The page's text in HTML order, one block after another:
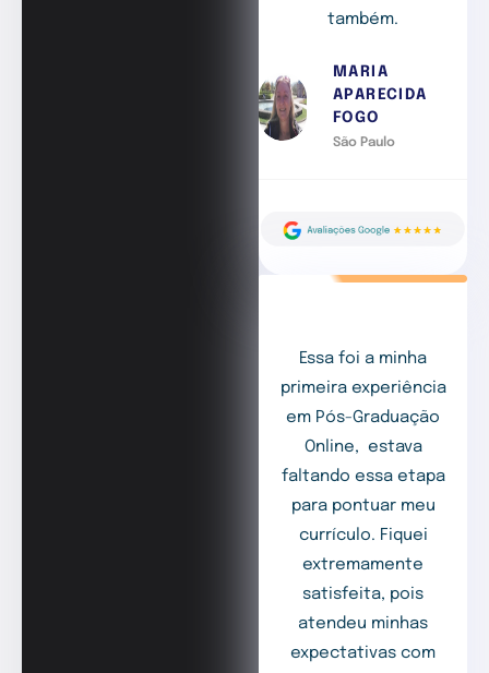
também.
MARIA
APARECIDA
FOGO
São Paulo
Essa foi a minha
primeira experiência
em Pós-Graduação
Online, estava
faltando essa etapa
para pontuar meu
currículo. Fiquei
extremamente
satisfeita, pois
atendeu minhas
expectativas com